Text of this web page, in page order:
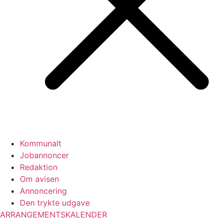
Kommunalt
Jobannoncer
Redaktion
Om avisen
Annoncering
Den trykte udgave
ARRANGEMENTSKALENDER